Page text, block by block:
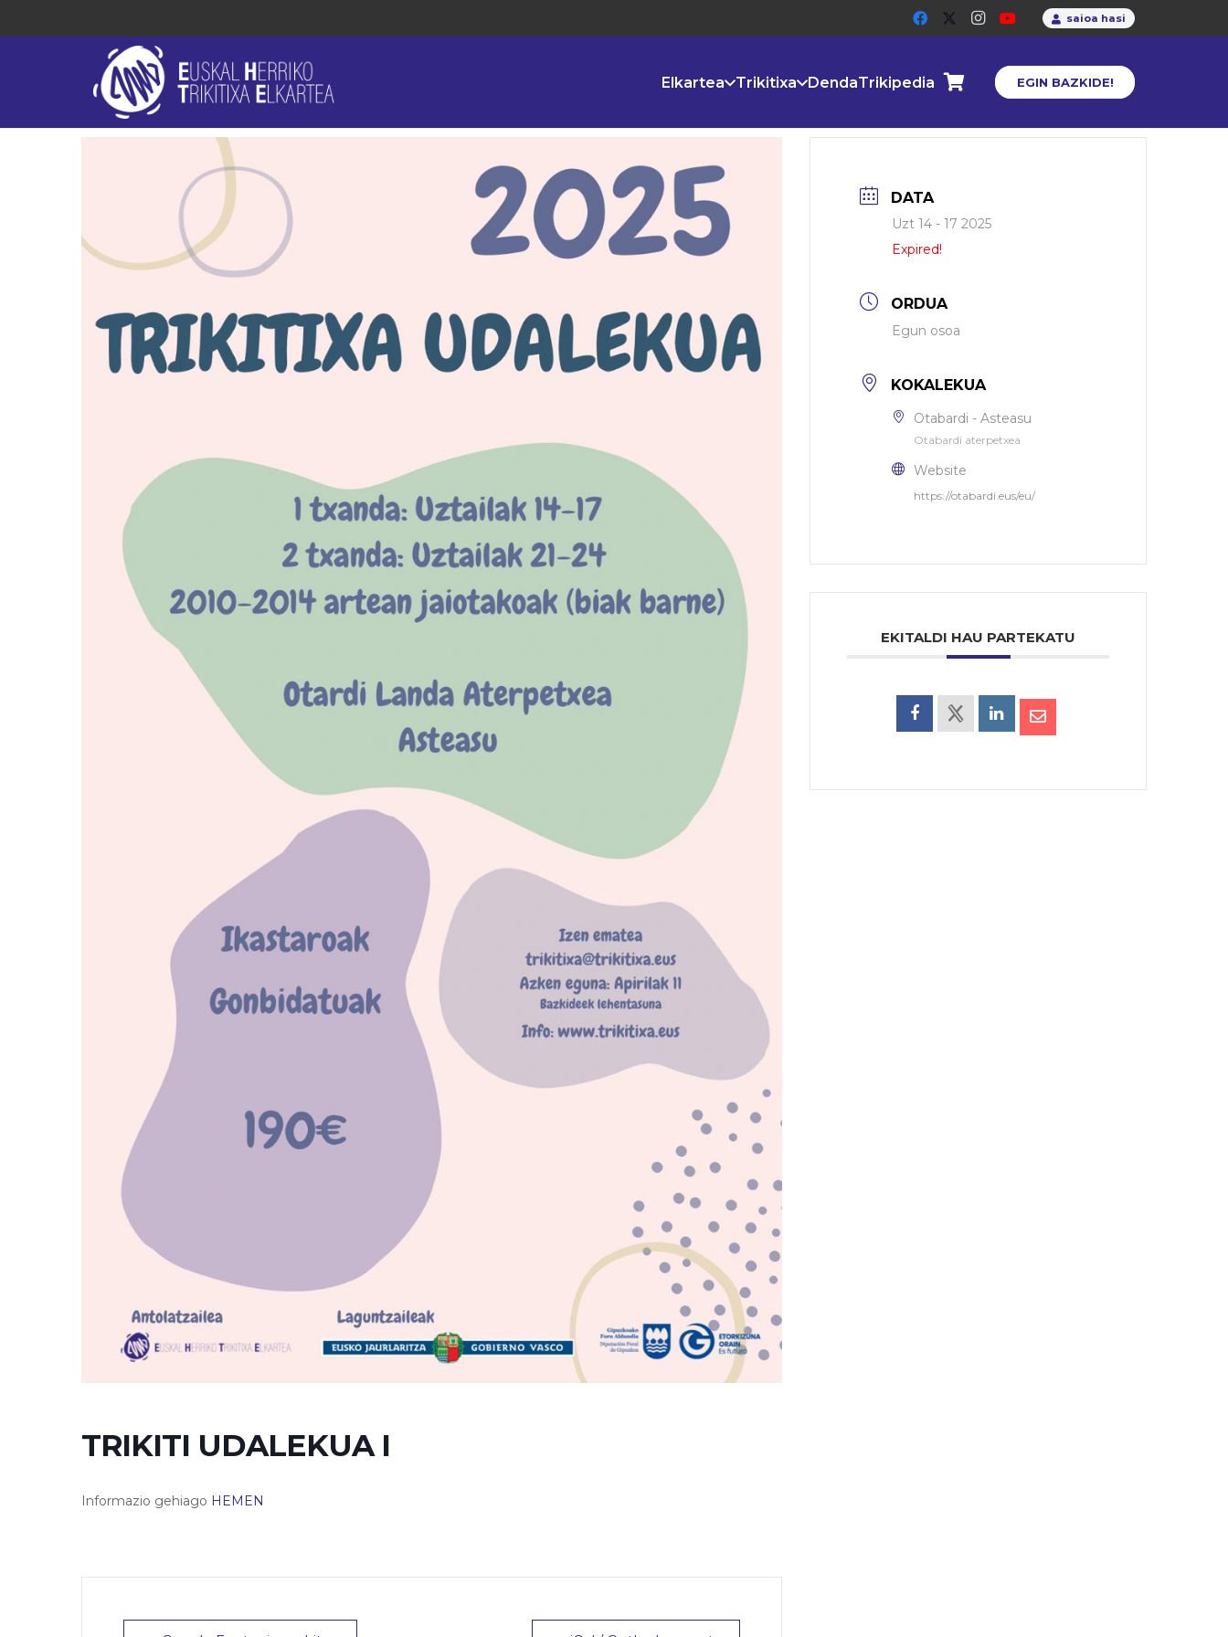
saioa hasi
Elkartea Trikitixa DendaTrikipedia EGIN BAZKIDE!
TRIKITI UDALEKUA I
Informazio gehiago HEMEN
DATA
Uzt 14 - 17 2025
Expired!
ORDUA
Egun osoa
KOKALEKUA
Otabardi - Asteasu
Otabardi aterpetxea
Website
https://otabardi.eus/eu/
EKITALDI HAU PARTEKATU